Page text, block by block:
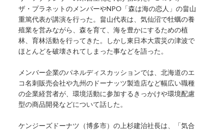
ザ・プラネットのメンバーやNPO「森は海の恋人」の畠山
重篤代表が講演を行った。畠山代表は、気仙沼で牡蠣の養
殖業を営みながら、森を育て、海を豊かにするための植
林、育林活動を行ってきた。しかし東日本大震災の津波で
ほとんどを破壊されてしまった事などを語った。
メンバー企業のパネルディスカッションでは、北海道のエ
コ名刺販売会社や九州のドーナッツ製造店など幅広い職種
の企業経営者が、環境活動に参加するきっかけや環境配慮
型の商品開発などについて話した。
ケンジーズドーナツ（博多市）の上杉建治社長は、「気合